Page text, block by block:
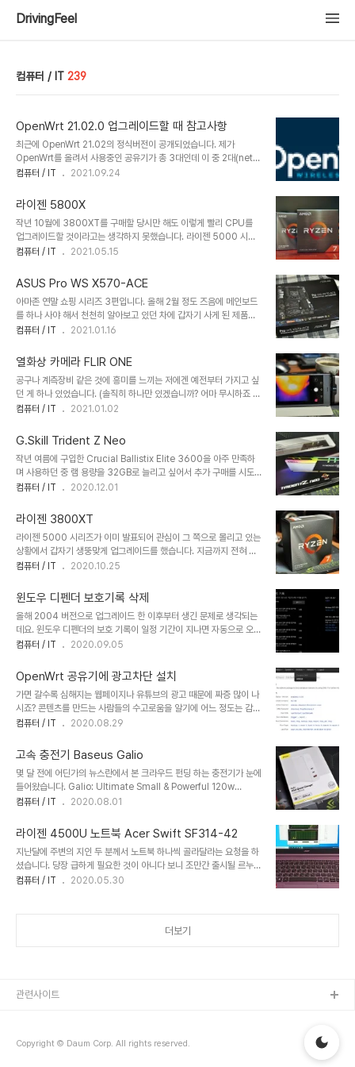
DrivingFeel
컴퓨터 / IT 239
OpenWrt 21.02.0 업그레이드할 때 참고사항
최근에 OpenWrt 21.02의 정식버전이 공개되었습니다. 제가
OpenWrt를 올려서 사용중인 공유기가 총 3대인데 이 중 2대(netis
WF-2881과 tplink Archer C7 V4)에 21.02를 올려 보면서 느낀
고 천천히 내용을 추가해 나가겠습니다. • WPA3 기본 지원19.07에
서는 wpad-basic을 삭제하고 ssl을 지원하는 wpad-openssl 등
을 설치해 줬어야 했었죠. • HTTPS 기본 지원luci-ssl이 기본 설치
되어 있습니다. 다만 인증서를 생성해 주는 등 기본 작업은 해줘야 합
니다. • WF-2881 업그레이드시 벽돌됨sysupgrade.bin으로 업
컴퓨터 / IT 2021.09.24
라이젠 5800X
작년 10월에 3800XT를 구매할 당시만 해도 이렇게 빨리 CPU를
업그레이드할 것이라고는 생각하지 못했습니다. 라이젠 5000 시리
즈의 가격이 다소 높기도 했었고 말도 안 되게 폭등해 버린 그래픽 카
뤄두고 있었죠. 그러던 중 빅스마일데이에 지마켓에서 이런저런 쿠폰
과 카드 청구할인까지 적용하니 실구매가가 40만 원 밑으로 내려가는
바람에 결제 버튼을 누르고 말았습니다. ㅎㅎ 박스의 배경이 살짝 바뀐
거 말고는 거의 차이가 없기 때문에 언뜻 보면 구별이 안됩니다. 과대
포장된 박스 옆으로 보이는 5800X. 21년 14주 차 생산품이군요.
다. 3800XT와 비교하면 2..
컴퓨터 / IT 2021.05.15
ASUS Pro WS X570-ACE
아마존 연말 쇼핑 시리즈 3편입니다. 올해 2월 정도 즈음에 메인보드
를 하나 사야 해서 천천히 알아보고 있던 차에 갑자기 사게 된 제품입
니다. B550이나 B450 정도로 구매하려던 차에 아마존에서 저렴하
하다 보니 유혹을 뿌리치기가 힘들었습니다. Pro WS 란 제품명만 봐
도 뭔가 포스가 느껴지는 제품입니다. 199불이란 가격이 아니었다면
전혀 생각하지 않았던 제품이었죠. 출시 당시에 눈길을 끄는 메인보드
이긴 했습니다만 가격이 가격인지라 관심을 두지 않았었죠. 그런데 박
스를 개봉해보니 원래 가격을 생각하면 구성이 좀 아쉽습니다. 크로스
촐한 거는 그렇다 쳐도 메인보드 하..
컴퓨터 / IT 2021.01.16
열화상 카메라 FLIR ONE
공구나 계측장비 같은 것에 흥미를 느끼는 저에겐 예전부터 가지고 싶
던 게 하나 있었습니다. (솔직히 하나만 있겠습니까? 어마 무시하죠 ㅎ
ㅎ) 블프가 시작되면서 32GB 램부터 질렀던 저는 또 지를 게 없나 아
에 띄었습니다. 세일을 거의 하지 않는 제품인데 블프 조금 지나서 가
격이 내려가기 시작하더군요. 아마존 앱 결제시 15불 할인에 배송료
무료 행사에다가 기프트 카드 100불 구매하면 10불 보너스까지 준다
고 하니 도저히 참을 수가 없더군요. 아마존 주주로써 아마존 발전에
이바지해야 한다는 사명감을 안고 블프 2차 아이템으로 선정! 비교적
기다림이 끝나고... 드디어 ..
컴퓨터 / IT 2021.01.02
G.Skill Trident Z Neo
작년 여름에 구입한 Crucial Ballistix Elite 3600을 아주 만족하
며 사용하던 중 램 용량을 32GB로 늘리고 싶어서 추가 구매를 시도
했었습니다. 하지만 아마존 가격이 너무 높거나 재고가 잘 없어서(신
로부터 두 달 전쯤 메일이 왔더군요. 재고가 4개 있다는 것이었습니
다. 그래서 부랴부랴 주문을 넣었으나 한 달이 넘는 우여곡절 끝에 재
고 없음으로 취소 처리. ㅠ.ㅠ 결국 같은 제품으로 재구매는 불가능할
것으로 판단하고 블프가 오기만을 기다렸습니다. 하지만 블프에서도
맘에 드는 메모리는 핫딜이 뜨질 않더군요. 그러던 중 신한 카드 15%
습니다. 이름하야 ..
컴퓨터 / IT 2020.12.01
라이젠 3800XT
라이젠 5000 시리즈가 이미 발표되어 관심이 그 쪽으로 몰리고 있는
상황에서 갑자기 생뚱맞게 업그레이드를 했습니다. 지금까지 전혀 관
심을 두지 않았던 3800XT가 재고 정리 차원인지 최근 자꾸 저렴한
정품 박스가 36만원에 나왔길래 30분 정도 고민하다가 지르고 말았
습니다. 파크라이 6 쿠폰까지 주는 시기라서 따지고 보면 거의 거의
30만원 선에서 구입하는 셈이라며 스스로 당위성을 만들면서 말이죠.
^^;;; 박스는 3600과 동일한 크기인데 안에 쿨러가 없다 보니 정말
가볍습니다. 가격대 중량비가 너무 부실합니다. ㅋㅋ 대신 별도로 쿨러
데 쿨러 박스가 더 크네요. 제..
컴퓨터 / IT 2020.10.25
윈도우 디펜더 보호기록 삭제
올해 2004 버전으로 업그레이드 한 이후부터 생긴 문제로 생각되는
데요. 윈도우 디펜더의 보호 기록이 일정 기간이 지나면 자동으로 오래
된 항목이 지워져야 하는데 그렇지 않은 경우가 가끔 발생합니다. 제
있습니다. 한동안 팟플레이어 업데이트 파일을 바이러스로 인식해서
계속 메시지가 누적되던 시기가 있었는데 그때의 잔재로 보입니다. 이
렇게 삭제되지 않는 보호 기록을 속 시원히 삭제할 수 있는 방법이 있
습니다. 탐색기나 명령 프롤프트를 이용해서 아래의 폴더에 들어가 보
면 아래 화면과 같이 여러 폴더들이 존재하는 것을 볼 수 있습니다. 참
C:\ProgramData\Microsoft\Wi..
컴퓨터 / IT 2020.09.05
OpenWrt 공유기에 광고차단 설치
가면 갈수록 심해지는 웹페이지나 유튜브의 광고 때문에 짜증 많이 나
시죠? 콘텐츠를 만드는 사람들의 수고로움을 알기에 어느 정도는 감수
하면서 사용하는 게 맞다고 생각은 합니다만 도가 지나치는 경우도 많
한 PC용 크롬에 Adblocker 확장 프로그램을 사용하고 있었습니다.
그러다가 최근에 핸드폰에서도 광고 차단을 하고 싶다는 생각이 들어
방안을 찾아보기로 했습니다. 광고 차단 앱을 설치하는 것도 한 방법이
지만 은근히 배터리를 소모하는 느낌이 들더군요. 그래서 밖에 나갈 때
만 앱을 사용하고 집이나 회사에서는 다른 방법을 사용하기로 했습니
는 건 알고 있었지만 공유기에 ..
컴퓨터 / IT 2020.08.29
고속 충전기 Baseus Galio
몇 달 전에 어딘가의 뉴스란에서 본 크라우드 펀딩 하는 충전기가 눈에
들어왔습니다. Galio: Ultimate Small & Powerful 120w
GaN+SiC USB-C Charger 120w quick charges to 3
charging protocols | Built-in foldable prongs &
safeguards www.kickstarter.com 크라우드 펀딩에 대한 저의
믿음은 바닥 수준인지라 왠만하면 거들떠보지 않는데 제가 평소에 좋
아하는 Baseus에서 하는 펀딩이기도 하고 GaN과 SiC 기술을 동시
에 사용하는 고속 소형 충전기란 말에 왠지 호기심이 당겼습니다. 그래
컴퓨터 / IT 2020.08.01
라이젠 4500U 노트북 Acer Swift SF314-42
지난달에 주변의 지인 두 분께서 노트북 하나씩 골라달라는 요청을 하
셨습니다. 당장 급하게 필요한 것이 아니다 보니 조만간 출시될 르누아
르 CPU가 머릿속에 떠올리면서 한 두 달만 기다려달라고 말씀드렸었
고른 후 한 분께 추천드렸고 바로 구매를 하셨습니다. 다른 한 분은 화
질 않아서 구매 포기. ㅠㅠ Ac..
컴퓨터 / IT 2020.05.30
더보기
Copyright © Daum Corp. All rights reserved.
관련사이트